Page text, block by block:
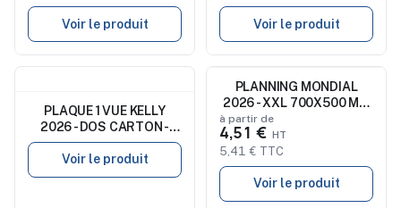
Voir le produit Voir le produit
PLAQUE 1 VUE KELLY
2026 - DOS CARTON -
EURO BLOC - SANS
MARQUAGE
Voir le produit
Nouveau
PLANNING MONDIAL
2026 - XXL 700X500 MM
LEGER 400G - RECTO
SEUL - SANS MARQUAGE
à partir de
4,51 €
5,41 € TTC
Voir le produit